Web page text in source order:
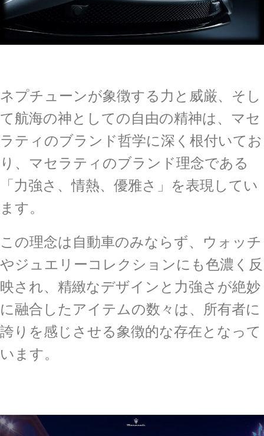
ネプチューンが象徴する力と威厳、そし
て航海の神としての自由の精神は、マセ
ラティのブランド哲学に深く根付いてお
り、マセラティのブランド理念である
「力強さ、情熱、優雅さ」を表現してい
ます。
この理念は自動車のみならず、ウォッチ
やジュエリーコレクションにも色濃く反
映され、精緻なデザインと力強さが絶妙
に融合したアイテムの数々は、所有者に
誇りを感じさせる象徴的な存在となって
います。